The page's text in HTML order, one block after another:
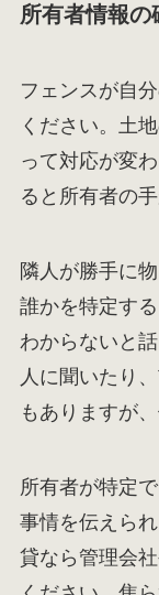
所有者情報の
フェンスが自
ください。土
って対応が変
ると所有者の
隣人が勝手に
誰かを特定す
わからないと
人に聞いたり
もありますが
所有者が特定
事情を伝えら
貸なら管理会